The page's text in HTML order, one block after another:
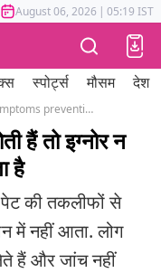
Mumbai Tak Astrotak
August 06, 2026 | 05:19 IST
स्पोर्ट्स मौसम देश
colon cancer causes symptoms prevention and treatment
हैं तो इग्नोर न
है
की तकलीफों से
में नहीं आता. लोग
हैं और जांच नहीं